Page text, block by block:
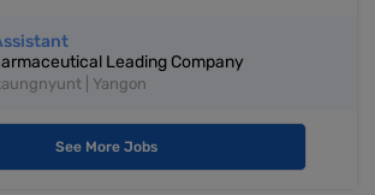
Leading Company
| Yangon
See More Jobs